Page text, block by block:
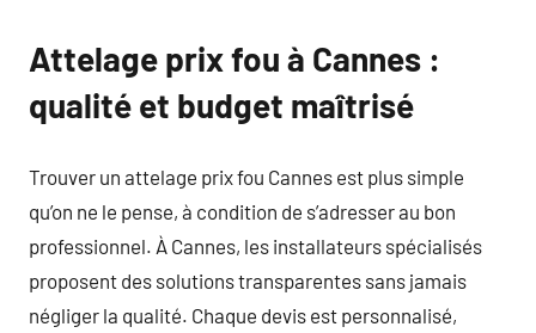
Attelage prix fou à Cannes :
qualité et budget maîtrisé
Trouver un attelage prix fou Cannes est plus simple
qu’on ne le pense, à condition de s’adresser au bon
professionnel. À Cannes, les installateurs spécialisés
proposent des solutions transparentes sans jamais
négliger la qualité. Chaque devis est personnalisé,